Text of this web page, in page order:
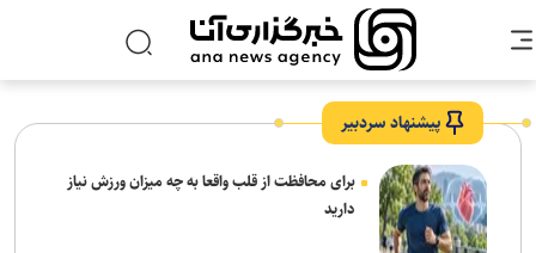
پیشنهاد سردبیر
برای محافظت از قلب واقعا به چه میزان ورزش نیاز
دارید